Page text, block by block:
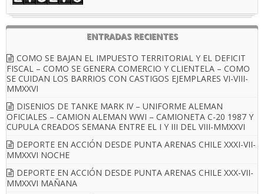
ENTRADAS RECIENTES
COMO SE BAJAN EL IMPUESTO TERRITORIAL Y EL DEFICIT
FISCAL – COMO SE GENERA COMERCIO Y CLIENTELA – COMO
SE CUIDAN LOS BARRIOS CON CASTIGOS EJEMPLARES VI-VIII-
MMXXVI
DISENIOS DE TANKE MARK IV – UNIFORME ALEMAN
OFICIALES – CAMION ALEMAN WWI – CAMIONETA C-20 1987 Y
CUPULA CREADOS SEMANA ENTRE EL I Y III DEL VIII-MMXXVI
DEPORTE EN ACCIÓN DESDE PUNTA ARENAS CHILE XXXI-VII-
MMXXVI NOCHE
DEPORTE EN ACCIÓN DESDE PUNTA ARENAS CHILE XXX-VII-
MMXXVI MAÑANA